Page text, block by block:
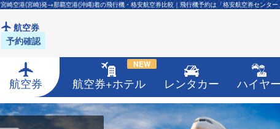
宮崎空港(宮崎)発→那覇空港(沖縄)着の飛行機・格安航空券比較｜飛行機予約は「格安航空券センター
航空券
予約確認
航空券 航空券+ホテル
NEW
レンタカー ハイヤ